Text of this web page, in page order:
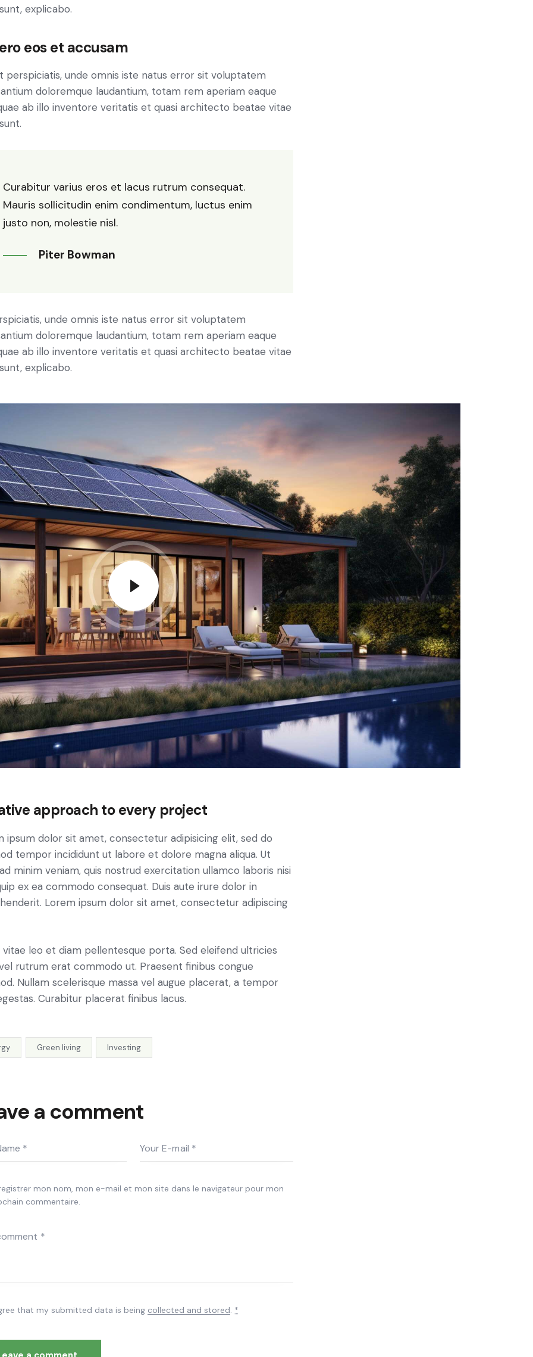
explicabo.
eos et accusam
perspiciatis, unde omnis iste natus error sit voluptatem
doloremque laudantium, totam rem aperiam eaque
ab illo inventore veritatis et quasi architecto beatae vitae
Curabitur varius eros et lacus rutrum consequat.
Mauris sollicitudin enim condimentum, luctus enim
justo non, molestie nisl.
Piter Bowman
unde omnis iste natus error sit voluptatem
doloremque laudantium, totam rem aperiam eaque
ab illo inventore veritatis et quasi architecto beatae vitae
explicabo.
approach to every project
ipsum dolor sit amet, consectetur adipisicing elit, sed do
tempor incididunt ut labore et dolore magna aliqua. Ut
minim veniam, quis nostrud exercitation ullamco laboris nisi
ex ea commodo consequat. Duis aute irure dolor in
Lorem ipsum dolor sit amet, consectetur adipiscing
vitae leo et diam pellentesque porta. Sed eleifend ultricies
rutrum erat commodo ut. Praesent finibus congue
Nullam scelerisque massa vel augue placerat, a tempor
Curabitur placerat finibus lacus.
Green living Investing
a comment
mon nom, mon e-mail et mon site dans le navigateur pour mon
commentaire.
that my submitted data is being collected and stored. *